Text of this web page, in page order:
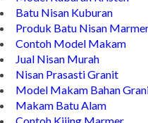
Bongpay Granit
Model Kuburan Kristen
Batu Nisan Kuburan
Produk Batu Nisan Marmer
Contoh Model Makam
Jual Nisan Murah
Nisan Prasasti Granit
Model Makam Bahan Granit